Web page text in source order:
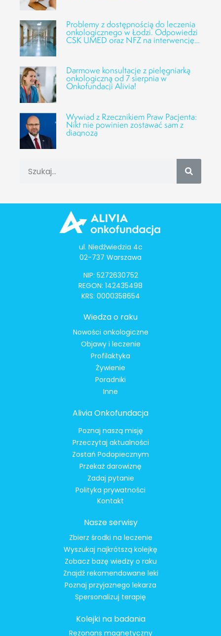
Problemy z dostępnością do leczenia
onkologicznego w Łodzi. Odpowiedzi
CSK UMED oraz NFZ na interwencję
Darmowe konsultacje z pielęgniarką
onkologiczną od 7 sierpnia w
Onkofundacji Alivia!
Wywiad z Rzecznikiem Praw Pacjenta:
Nikt nie powinien zostawać sam z
diagnozą
ul. Niedźwiedzia 4c
02-737 Warszawa
NIP: 5272630752
REGON: 142435498
KRS: 0000358654
Wiedza o raku
Nowości onkologiczne
Objawy i leczenie
Profilaktyka
Żywienie
Poradniki
Inne
Alivia Onkofundacja
Poznaj naszą misję
Przeczytaj aktualności
Zostań Podopiecznym
Przekaż darowiznę
Zadaj pytanie
Polityka prywatności
Kontakt
Nasze serwisy
Zbierz środki na leczenie
Wyszukaj najkrótszą kolejkę
Zobacz bazę wiedzy o raku
Znajdź rekomendowane leki
Poznaj przyjaznego lekarza
Spersonalizuj terapię
Kolejki na badania
Rezonans magnetyczny